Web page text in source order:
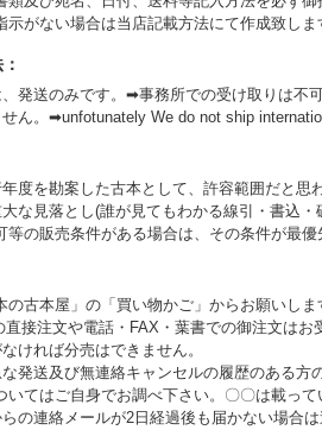
がない場合は当店記載方法にて作成致し
発送のみです。➡事務所での受け取りは不可
せん。➡unfotunately We do not ship
度を勘案した古本として、許容範囲だと思
な見落とし(誰が見てもわかる線引・書込
の販売条件がある場合は、その条件が最優
の古本屋」の「買い物かご」からお願いしま
接注文や電話・FAX・葉書での御注文はお
ければ分売はできません。
発送及び無連絡キャンセルの履歴のある方
いてはご自身でお調べ下さい。〇〇は載っ
の連絡メールが2日経過後も届かない場合